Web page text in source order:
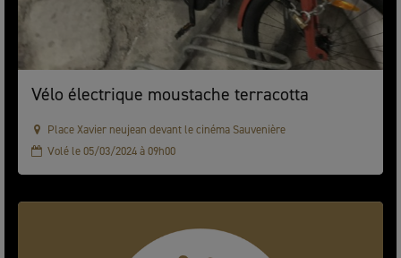
Vélo électrique moustache terracotta
Place Xavier neujean devant le cinéma Sauvenière
Volé le 05/03/2024 à 09h00